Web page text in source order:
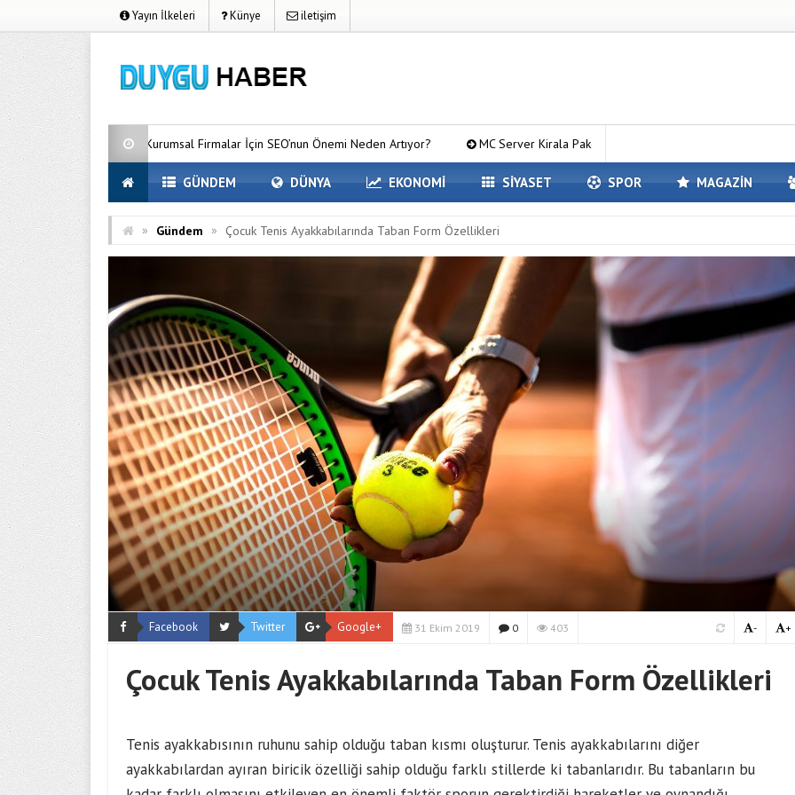
Yayın İlkeleri Künye iletişim
Kurumsal Firmalar İçin SEO’nun Önemi Neden Artıyor? MC Server Kirala Paketleri ile Kendi Minecraft Dünyanızı Oluşturun
GÜNDEM DÜNYA EKONOMİ SİYASET SPOR MAGAZİN
» Gündem » Çocuk Tenis Ayakkabılarında Taban Form Özellikleri
Facebook Twitter Google+ 31 Ekim 2019 0 403 +
-
Çocuk Tenis Ayakkabılarında Taban Form Özellikleri
Tenis ayakkabısının ruhunu sahip olduğu taban kısmı oluşturur. Tenis ayakkabılarını diğer
ayakkabılardan ayıran biricik özelliği sahip olduğu farklı stillerde ki tabanlarıdır. Bu tabanların bu